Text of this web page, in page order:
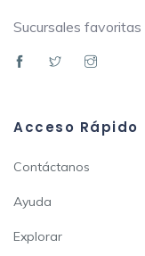
Sucursales favoritas
Acceso Rápido
Contáctanos
Ayuda
Explorar